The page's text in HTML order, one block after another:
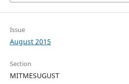
Issue
August 2015
Section
MITMESUGUST